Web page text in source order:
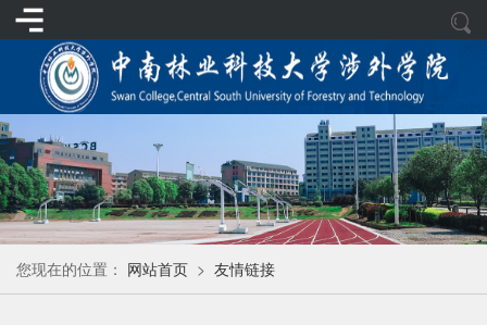
您现在的位置： 网站首页 > 友情链接